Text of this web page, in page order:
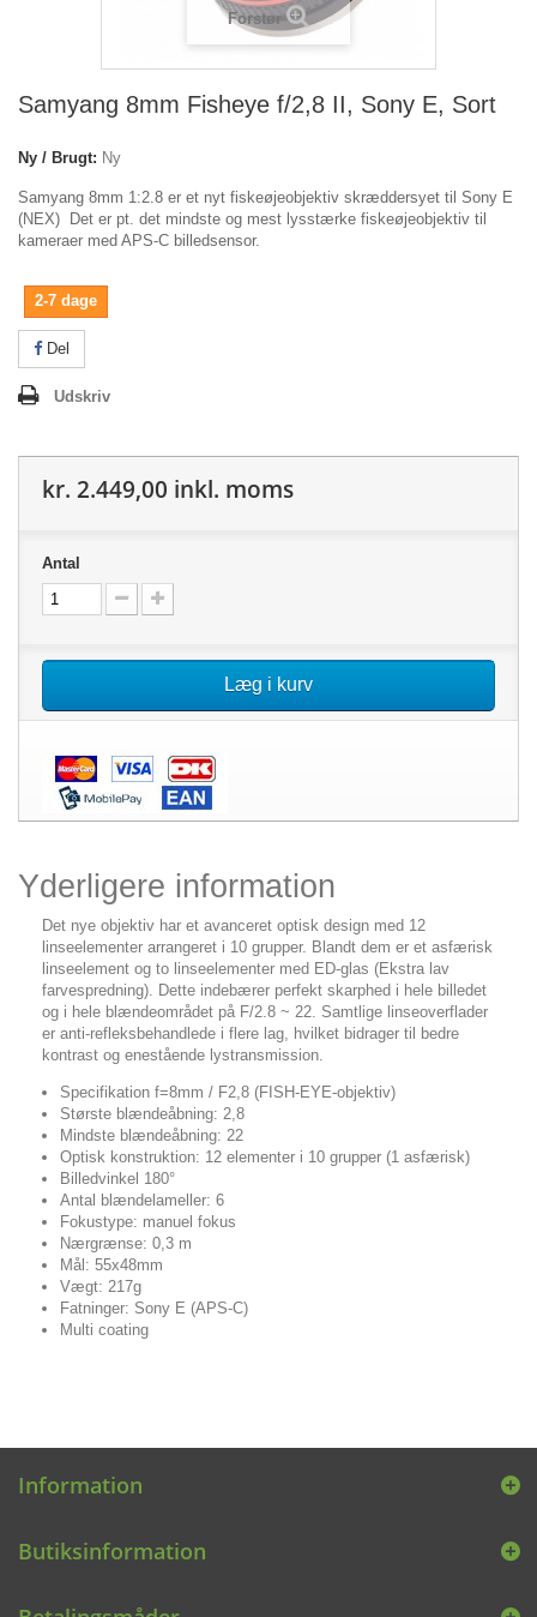
Forstør
Samyang 8mm Fisheye f/2,8 II, Sony E, Sort
Ny / Brugt: Ny
Samyang 8mm 1:2.8 er et nyt fiskeøjeobjektiv skræddersyet til Sony E
(NEX) Det er pt. det mindste og mest lysstærke fiskeøjeobjektiv til
kameraer med APS-C billedsensor.
2-7 dage
Del
Udskriv
kr. 2.449,00 inkl. moms
Antal
Læg i kurv
Yderligere information
Det nye objektiv har et avanceret optisk design med 12
linseelementer arrangeret i 10 grupper. Blandt dem er et asfærisk
linseelement og to linseelementer med ED-glas (Ekstra lav
farvespredning). Dette indebærer perfekt skarphed i hele billedet
og i hele blændeområdet på F/2.8 ~ 22. Samtlige linseoverflader
er anti-refleksbehandlede i flere lag, hvilket bidrager til bedre
kontrast og enestående lystransmission.
Specifikation f=8mm / F2,8 (FISH-EYE-objektiv)
Største blændeåbning: 2,8
Mindste blændeåbning: 22
Optisk konstruktion: 12 elementer i 10 grupper (1 asfærisk)
Billedvinkel 180°
Antal blændelameller: 6
Fokustype: manuel fokus
Nærgrænse: 0,3 m
Mål: 55x48mm
Vægt: 217g
Fatninger: Sony E (APS-C)
Multi coating
Information
Butiksinformation